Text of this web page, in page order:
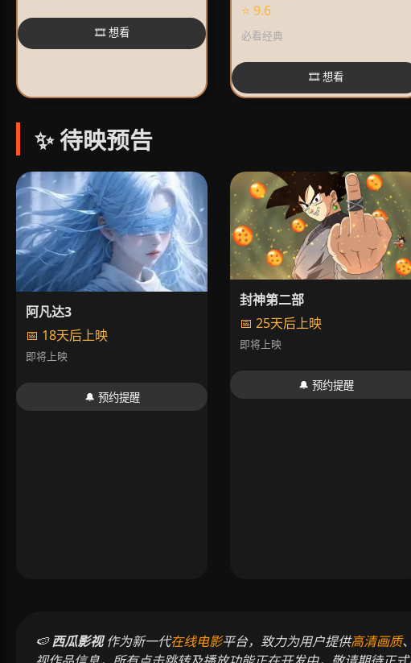
🎞️ 想看
⭐ 9.6
必看经典
🎞️ 想看
✨ 待映预告
阿凡达3
📅 18天后上映
即将上映
🔔 预约提醒
封神第二部
📅 25天后上映
即将上映
🔔 预约提醒
🍉西瓜影视作为新一代在线电影平台，致力为用户提供高清画质、